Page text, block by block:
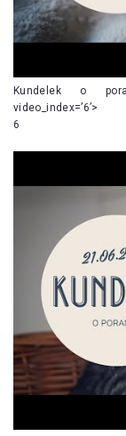
Kundelek o
video_index=’6’>
6